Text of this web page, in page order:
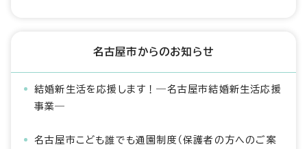
名古屋市からのお知らせ
結婚新生活を応援します！―名古屋市結婚新生活応援
事業―
名古屋市こども誰でも通園制度（保護者の方へのご案